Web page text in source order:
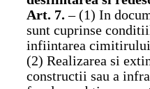
Art. 7.– (1) In
sunt cuprinse
infiintarea
(2) Realizarea si
constructii sau a